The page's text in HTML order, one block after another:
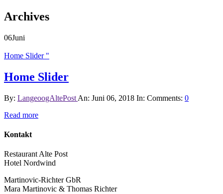
Archives
06Juni
Home Slider "
Home Slider
By: LangeoogAltePost An: Juni 06, 2018 In: Comments: 0
Read more
Kontakt
Restaurant Alte Post
Hotel Nordwind
Martinovic-Richter GbR
Mara Martinovic & Thomas Richter